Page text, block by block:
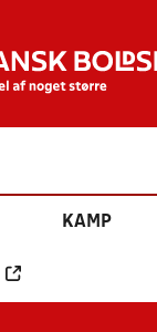
KAMP